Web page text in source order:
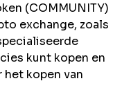
(COMMUNITY)
exchange, zoals
kunt kopen en
het kopen van